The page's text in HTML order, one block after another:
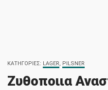
ΚΑΤΗΓΟΡΊΕΣ: LAGER, PILSNER
Ζυθοποιια